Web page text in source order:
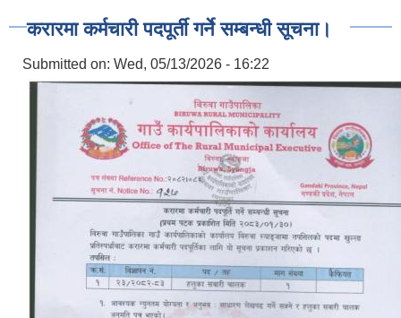
करारमा कर्मचारी पदपूर्ती गर्ने सम्बन्धी सूचना।
Submitted on: Wed, 05/13/2026 - 16:22